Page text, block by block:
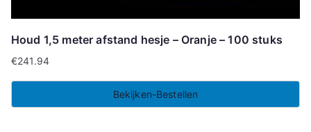
Houd 1,5 meter afstand hesje – Oranje – 100 stuks
€241.94
Bekijken-Bestellen